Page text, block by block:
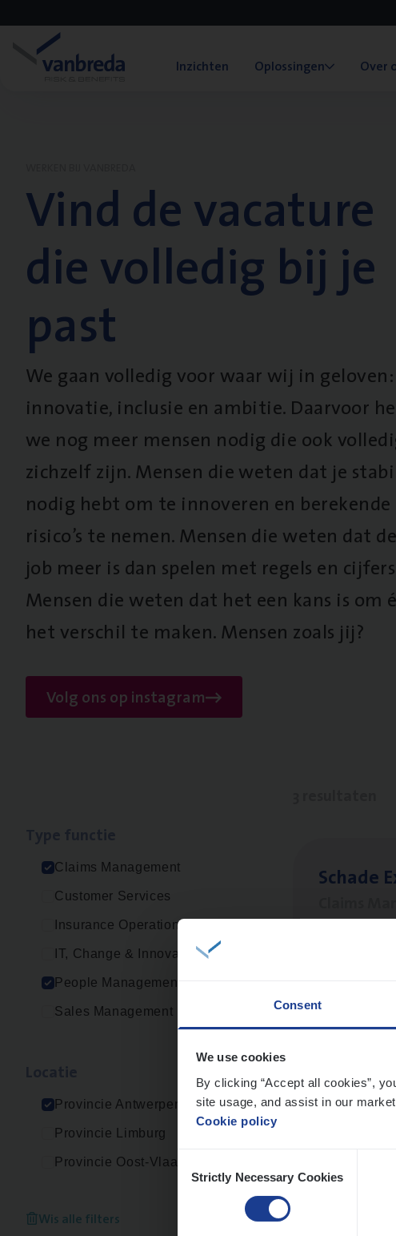
Consent
We use cookies
By clicking “Accept all cookies”,
site usage, and assist in our
Cookie policy
Selection
Strictly Necessary Cookies
Inzichten Oplossingen Over
Vind de vacature
die volledig bij je
past
We gaan volledig voor waar wij in geloven:
innovatie, inclusie en ambitie. Daarvoor
we nog meer mensen nodig die ook
zichzelf zijn. Mensen die weten dat je
nodig hebt om te innoveren en berekende
risico’s te nemen. Mensen die weten dat
job meer is dan spelen met regels en
Mensen die weten dat het een kans is om
het verschil te maken. Mensen zoals jij?
Volg ons op instagram
Claims Management
Customer Services
Insurance Operations
IT, Change & Innovation
People Management
Sales Management
Provincie Antwerpen
Provincie Limburg
Provincie Oost-Vlaanderen
Wis alle filters
Scha­de
People